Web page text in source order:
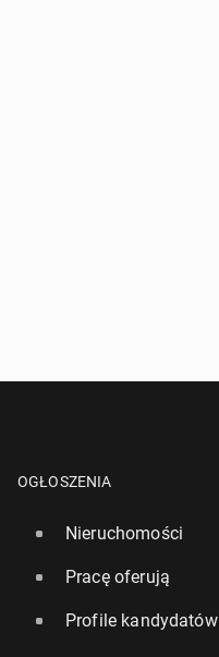
OGŁOSZENIA
Nieruchomości
Pracę oferują
Profile kandydatów